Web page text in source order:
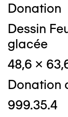
Donation
Dessin
glacée
48,6 x
Donation
999.35.4